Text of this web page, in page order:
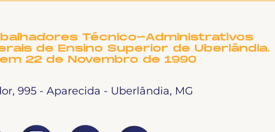
hospitais cubanos
Técnico-Administrativos
de Ensino Superior de Uberlândia.
22 de Novembro de 1990
995 - Aparecida - Uberlândia, MG